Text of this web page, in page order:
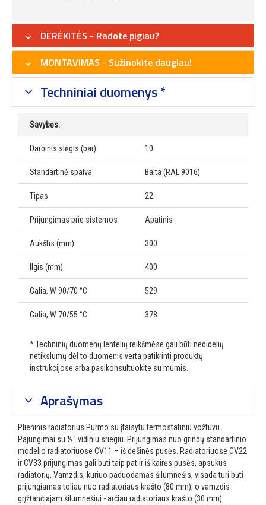
DERĖKITĖS - Radote pigiau?
MONTAVIMAS - Sužinokite daugiau!
Techniniai duomenys *
Savybės:
Darbinis slėgis (bar) 10
Standartinė spalva Balta (RAL 9016)
Tipas 22
Prijungimas prie sistemos Apatinis
Aukštis (mm) 300
Ilgis (mm) 400
Galia, W 90/70 °C 529
Galia, W 70/55 °C 378
* Techninių duomenų lentelių reikšmėse gali būti nedidelių
netikslumų dėl to duomenis verta patikrinti produktų
instrukcijose arba pasikonsultuokite su mumis.
Aprašymas
Plieninis radiatorius Purmo su įtaisytu termostatiniu vožtuvu.
Pajungimai su ½″ vidiniu sriegiu. Prijungimas nuo grindų standartinio
modelio radiatoriuose CV11 – iš dešinės pusės. Radiatoriuose CV22
ir CV33 prijungimas gali būti taip pat ir iš kairės pusės, apsukus
radiatorių. Vamzdis, kuriuo paduodamas šilumnešis, visada turi būti
prijungiamas toliau nuo radiatoriaus krašto (80 mm), o vamzdis
grįžtančiajam šilumnešiui - arčiau radiatoriaus krašto (30 mm).